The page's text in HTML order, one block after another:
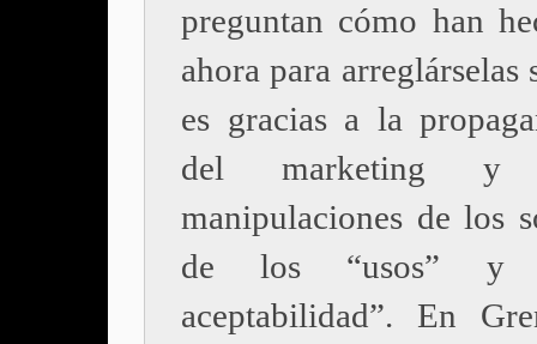
preguntan cómo han
ahora para
es gracias a la
del marketing
manipulaciones de los
de los “usos” y
aceptabilidad”. En